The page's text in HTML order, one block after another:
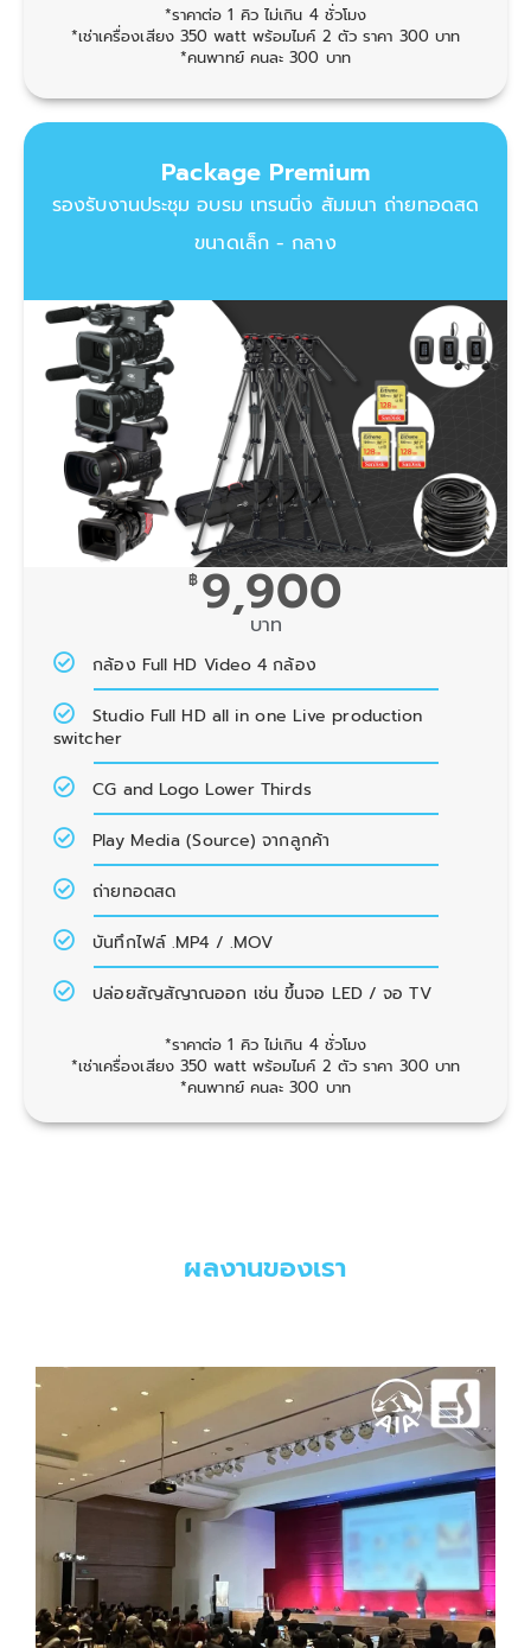
*ราคาต่อ 1 คิว ไม่เกิน 4 ชั่วโมง
*เช่าเครื่องเสียง 350 watt พร้อมไมค์ 2 ตัว ราคา 300 บาท
*คนพาทย์ คนละ 300 บาท
Package Premium
รองรับงานประชุม อบรม เทรนนิ่ง สัมมนา ถ่ายทอดสด
ขนาดเล็ก - กลาง
฿9,900
บาท
กล้อง Full HD Video 4 กล้อง
Studio Full HD all in one Live production
switcher
CG and Logo Lower Thirds
Play Media (Source) จากลูกค้า
ถ่ายทอดสด
บันทึกไฟล์ .MP4 / .MOV
ปล่อยสัญสัญาณออก เช่น ขึ้นจอ LED / จอ TV
*ราคาต่อ 1 คิว ไม่เกิน 4 ชั่วโมง
*เช่าเครื่องเสียง 350 watt พร้อมไมค์ 2 ตัว ราคา 300 บาท
*คนพาทย์ คนละ 300 บาท
ผลงานของเรา